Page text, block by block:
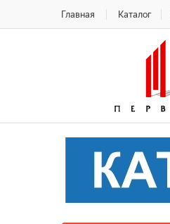
Главная Каталог